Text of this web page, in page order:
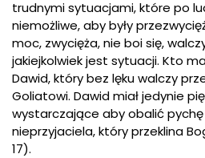
trudnymi sytuacjami, które po
niemożliwe, aby były
moc, zwycięża, nie boi się,
jakiejkolwiek jest sytuacji. Kto
Dawid, który bez lęku walczy
Goliatowi. Dawid miał jedynie
wystarczające aby obalić
nieprzyjaciela, który przeklina
17).